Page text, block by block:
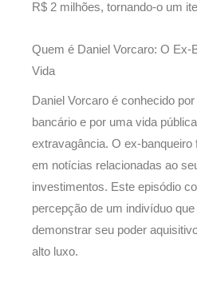
R$ 2 milhões, tornando-o um
Quem é Daniel Vorcaro: O Ex-
Vida
Daniel Vorcaro é conhecido
bancário e por uma vida
extravagância. O ex-banqueiro
em notícias relacionadas ao
investimentos. Este episódio
percepção de um indivíduo
demonstrar seu poder
alto luxo.